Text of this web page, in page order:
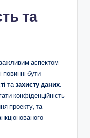
та
аспектом
повинні бути
тазахисту даних
конфіденційність
проекту, та